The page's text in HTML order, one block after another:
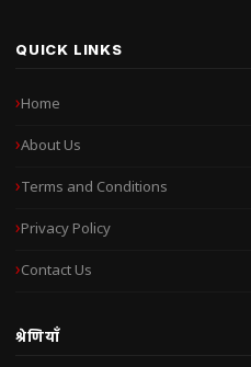
QUICK LINKS
Home
About Us
Terms and Conditions
Privacy Policy
Contact Us
श्रेणियाँ